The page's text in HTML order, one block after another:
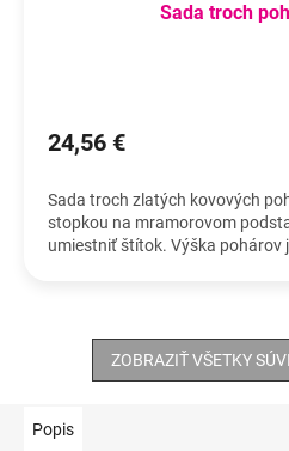
Sada troch
24,56 €
Sada troch zlatých kovových
stopkou na mramorovom
umiestniť štítok. Výška pohárov
ZOBRAZIŤ VŠETKY
Popis